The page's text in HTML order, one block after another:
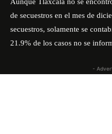
de secuestros en el mes de
secuestros, solamente se
21.9% de los casos no se
-